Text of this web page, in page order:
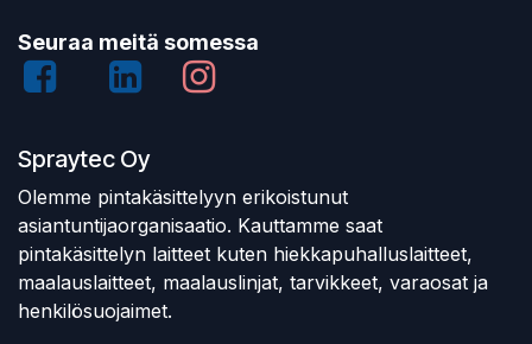
Seuraa meitä somessa
Spraytec Oy
Olemme pintakäsittelyyn erikoistunut
asiantuntijaorganisaatio. Kauttamme saat
pintakäsittelyn laitteet kuten hiekkapuhalluslaitteet,
maalauslaitteet, maalauslinjat, tarvikkeet, varaosat ja
henkilösuojaimet.